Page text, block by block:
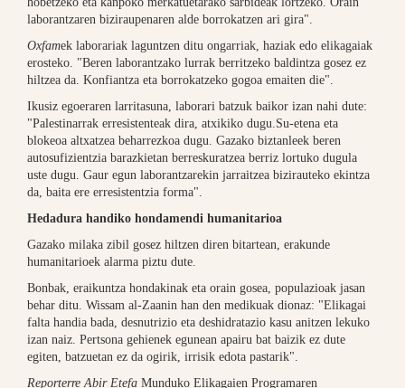
laborantzaren biziraupenaren alde borrokatzen ari gira".
Oxfamek laborariak laguntzen ditu ongarriak, haziak edo elikagaiak
erosteko. "Beren laborantzako lurrak berritzeko baldintza gosez ez
hiltzea da. Konfiantza eta borrokatzeko gogoa emaiten die".
Ikusiz egoeraren larritasuna, laborari batzuk baikor izan nahi dute:
"Palestinarrak erresistenteak dira, atxikiko dugu.Su-etena eta
blokeoa altxatzea beharrezkoa dugu. Gazako biztanleek beren
autosufizientzia barazkietan berreskuratzea berriz lortuko dugula
uste dugu. Gaur egun laborantzarekin jarraitzea bizirauteko ekintza
da, baita ere erresistentzia forma".
Hedadura handiko hondamendi humanitarioa
Gazako milaka zibil gosez hiltzen diren bitartean, erakunde
humanitarioek alarma piztu dute.
Bonbak, eraikuntza hondakinak eta orain gosea, populazioak jasan
behar ditu. Wissam al-Zaanin han den medikuak dionaz: "Elikagai
falta handia bada, desnutrizio eta deshidratazio kasu anitzen lekuko
izan naiz. Pertsona gehienek egunean apairu bat baizik ez dute
egiten, batzuetan ez da ogirik, irrisik edota pastarik".
Reporterre Abir Etefa Munduko Elikagaien Programaren